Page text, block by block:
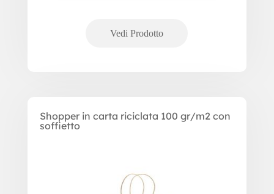
Shopper in carta riciclata 100 gr/m2 con
soffietto